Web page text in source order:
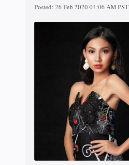
Posted: 26 Feb 2020 04:06 AM PST